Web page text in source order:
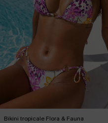
Bikini tropicale Flora & Fauna